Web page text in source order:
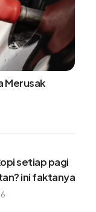
Merusak
setiap pagi
ini faktanya